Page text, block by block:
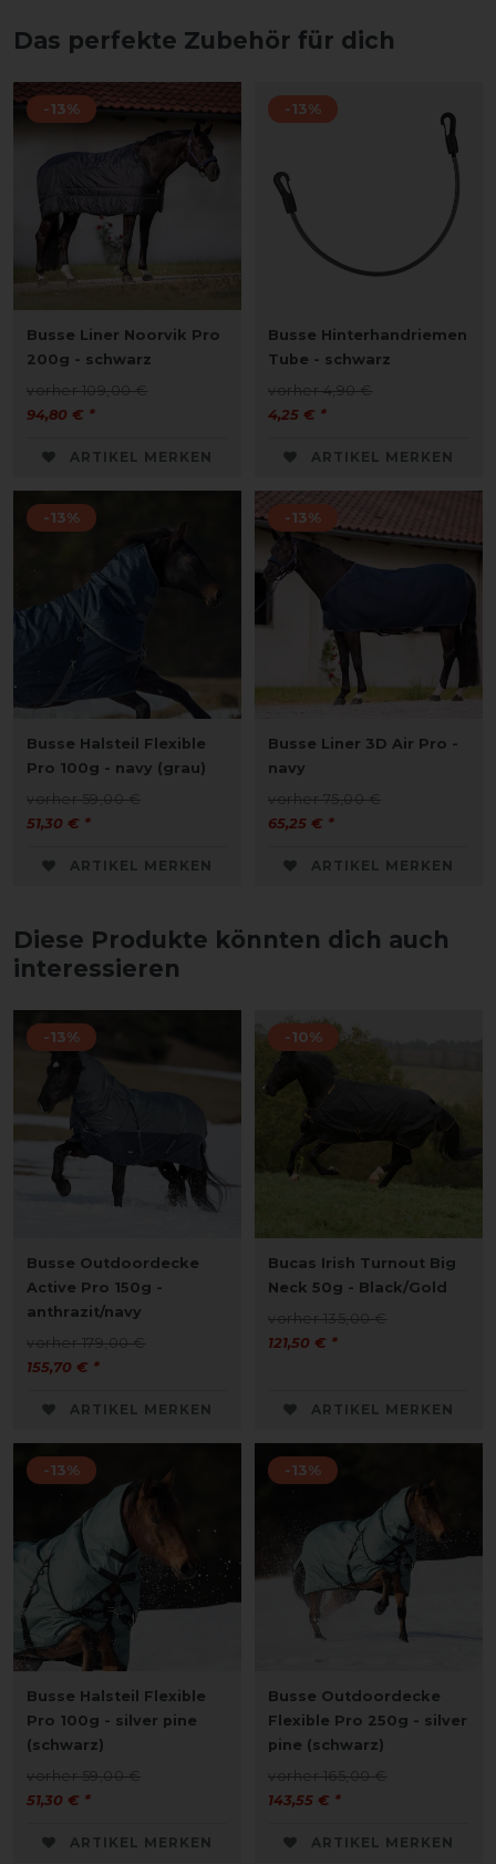
Das perfekte Zubehör für dich
-13%
Busse Liner Noorvik Pro
200g - schwarz
vorher 109,00 €
94,80 € *
ARTIKEL MERKEN
-13%
Busse Hinterhandriemen
Tube - schwarz
vorher 4,90 €
4,25 € *
ARTIKEL MERKEN
-13%
Busse Halsteil Flexible
Pro 100g - navy (grau)
vorher 59,00 €
51,30 € *
ARTIKEL MERKEN
-13%
Busse Liner 3D Air Pro -
navy
vorher 75,00 €
65,25 € *
ARTIKEL MERKEN
Diese Produkte könnten dich auch
interessieren
-13%
Busse Outdoordecke
Active Pro 150g -
anthrazit/navy
vorher 179,00 €
155,70 € *
ARTIKEL MERKEN
-10%
Bucas Irish Turnout Big
Neck 50g - Black/Gold
vorher 135,00 €
121,50 € *
ARTIKEL MERKEN
-13%
Busse Halsteil Flexible
Pro 100g - silver pine
(schwarz)
vorher 59,00 €
51,30 € *
ARTIKEL MERKEN
-13%
Busse Outdoordecke
Flexible Pro 250g - silver
pine (schwarz)
vorher 165,00 €
143,55 € *
ARTIKEL MERKEN